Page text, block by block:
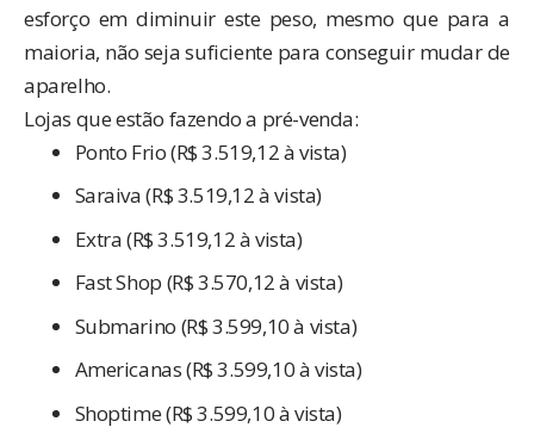
esforço em diminuir este peso, mesmo que para a
maioria, não seja suficiente para conseguir mudar de
aparelho.
Lojas que estão fazendo a pré-venda:
Ponto Frio(R$ 3.519,12 à vista)
Saraiva(R$ 3.519,12 à vista)
Extra(R$ 3.519,12 à vista)
Fast Shop (R$ 3.570,12 à vista)
Submarino (R$ 3.599,10 à vista)
Americanas(R$ 3.599,10 à vista)
Shoptime(R$ 3.599,10 à vista)